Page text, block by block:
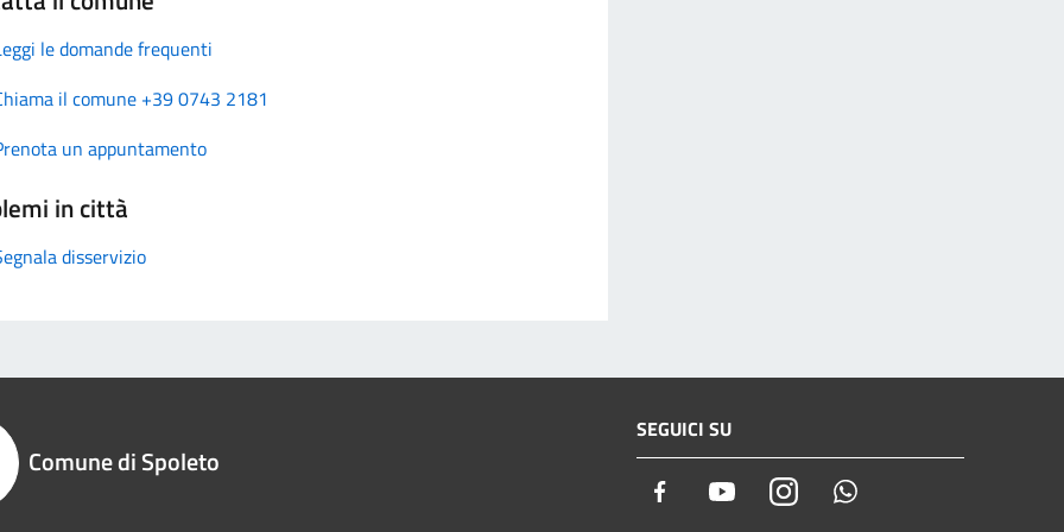
le domande frequenti
il comune +39 0743 2181
un appuntamento
in città
disservizio
Comune di Spoleto
SEGUICI SU
Facebook YoutubeInstagram